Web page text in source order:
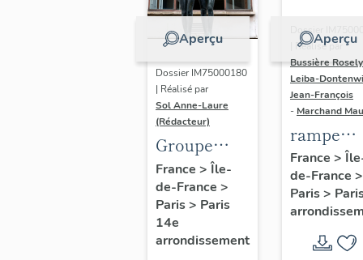
Aperçu
Dossier IM75000180
| Réalisé par
Sol Anne-Laure
(Rédacteur)
Groupe
sculpté :
Les
Adolescents
France > Île-
de-France >
Paris> Paris
14e
arrondissement
Aperçu
Dossier
| Réalisé par
Bussière
Leiba-
Jean-François
- Marchand
rampe
d'appui,
escalier
l' hôtel
(non
France >
de-France >
Paris>